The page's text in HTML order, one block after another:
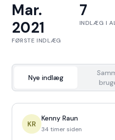
Mar.
2021
FØRSTE INDLÆG
7
INDLÆG I
Nye indlæg
KR
Kenny Raun
34 timer siden